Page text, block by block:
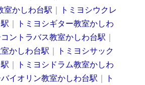
室かしわ台駅 ｜ トミヨシウクレ
｜ トミヨシギター教室かしわ
コントラバス教室かしわ台駅 ｜
かしわ台駅 ｜ トミヨシサック
｜ トミヨシドラム教室かしわ
バイオリン教室かしわ台駅 ｜ ト